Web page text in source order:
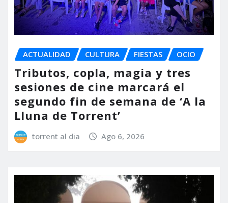
ACTUALIDAD CULTURA FIESTAS OCIO
Tributos, copla, magia y tres
sesiones de cine marcará el
segundo fin de semana de ‘A la
Lluna de Torrent’
torrent al dia Ago 6, 2026